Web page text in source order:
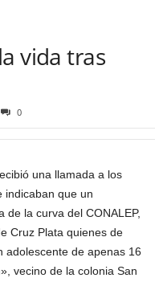
vida tras
0
una llamada a los
indicaban que un
la curva del CONALEP,
Cruz Plata quienes de
adolescente de apenas 16
vecino de la colonia San